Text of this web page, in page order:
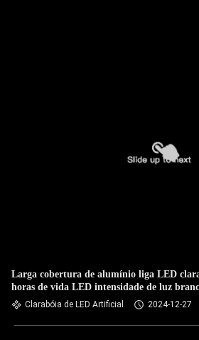
Larga cobertura de alumínio liga LED
horas de vida LED intensidade de luz
Clarabóia de LED Artificial 2024-12-27